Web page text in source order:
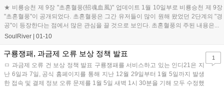
★ 비룡승천 제 9장 "초혼혈풍(招魂血風)" 업데이트 1월 10일부로 비룡승천 제 9장
"초혼혈풍"이 공개되었다. 초혼혈풍은 그간 유저들이 많이 원해 왔었던 2단계의 "경
공"이 등장한다는 점에서 많은 관심을 끌 것으로 보인다. 초혼혈풍의 주된 내용은...
SoulRiver
01-10
구룡쟁패, 과금제 오류 보상 정책 발표
ㅁ 과금제 오류 건 보상 정책 발표 구룡쟁패를 서비스하고 있는 인디21은 지
난 6일과 7일, 공식 홈페이지를 통해 지난 12월 29일부터 1월 5일까지 발생
한 접속 및 결제 정보 오류 문제를 1월 5일 새벽 1시 30분을 기해 모두 수정했
1